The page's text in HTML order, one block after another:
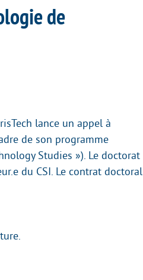
de
lance un appel à
de son programme
Studies »). Le doctorat
du CSI. Le contrat doctoral